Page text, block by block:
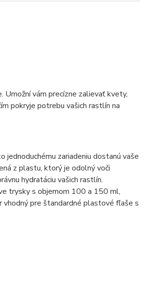
Umožní vám precízne zalievať kvety,
pokryje potrebu vašich rastlín na
jednoduchému zariadeniu dostanú vaše
z plastu, ktorý je odolný voči
hydratáciu vašich rastlín.
trysky s objemom 100 a 150 ml,
pre štandardné plastové fľaše s